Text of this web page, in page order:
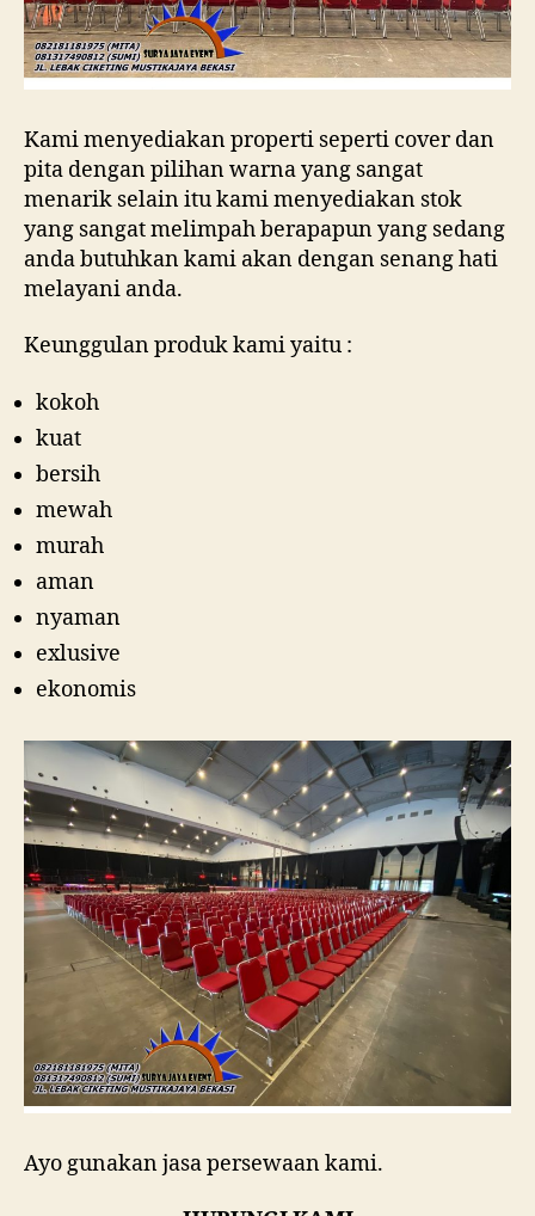
Kami menyediakan properti seperti cover dan
pita dengan pilihan warna yang sangat
menarik selain itu kami menyediakan stok
yang sangat melimpah berapapun yang sedang
anda butuhkan kami akan dengan senang hati
melayani anda.
Keunggulan produk kami yaitu :
kokoh
kuat
bersih
mewah
murah
aman
nyaman
exlusive
ekonomis
Ayo gunakan jasa persewaan kami.